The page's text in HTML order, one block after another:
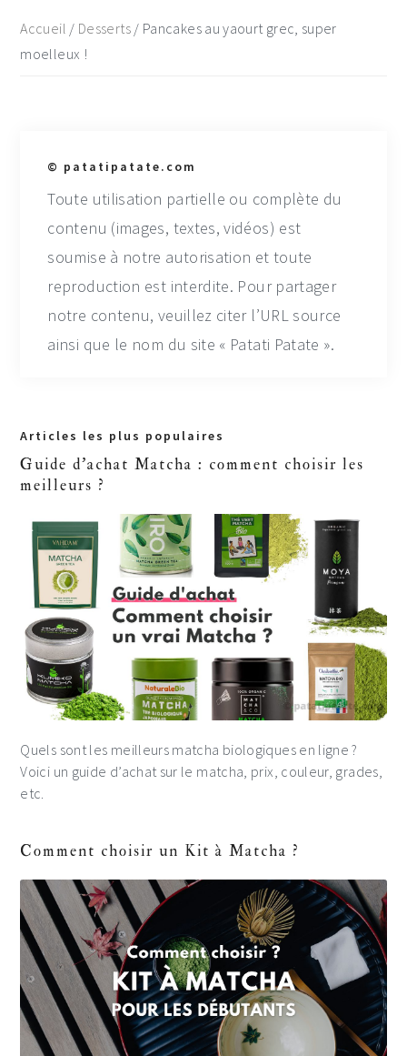
Accueil / Desserts/ Pancakes au yaourt grec, super
moelleux !
© patatipatate.com
Toute utilisation partielle ou complète du
contenu (images, textes, vidéos) est
soumise à notre autorisation et toute
reproduction est interdite. Pour partager
notre contenu, veuillez citer l’URL source
ainsi que le nom du site « Patati Patate ».
Primary
Sidebar
Articles les plus populaires
Guide d'achat Matcha : comment choisir les
meilleurs ?
Quels sont les meilleurs matcha biologiques en ligne ?
Voici un guide d’achat sur le matcha, prix, couleur, grades,
etc.
Comment choisir un Kit à Matcha ?